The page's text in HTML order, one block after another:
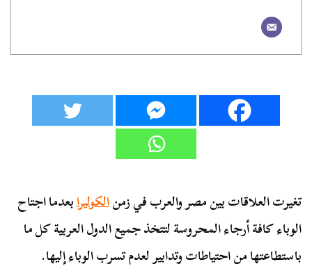
تغيرت العلاقات بين مصر والعرب في زمنالكوليرابعدما اجتاح
الوباء كافة أرجاء المحروسة لتتخذ جميع الدول العربية كل ما
باستطاعتها من احتياطات وتدابير لعدم تسرب الوباء إليها.